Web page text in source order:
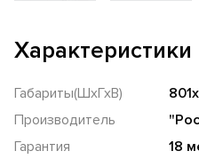
Характеристики
Габариты(ШхГхВ)
Производитель
Гарантия
18